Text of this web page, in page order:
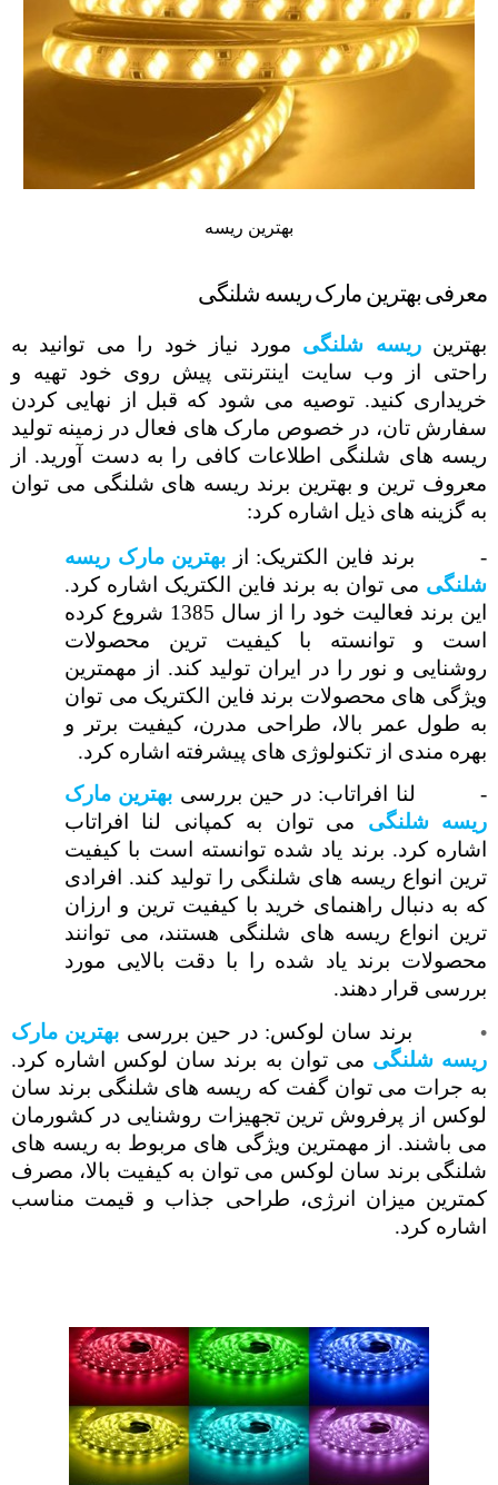
بهترین ریسه
معرفی بهترین مارک ریسه شلنگی
بهترینریسه شلنگی مورد نیاز خود را می توانید به
راحتی از وب سایت اینترنتی پیش روی خود تهیه و
خریداری کنید. توصیه می شود که قبل از نهایی کردن
سفارش تان، در خصوص مارک های فعال در زمینه تولید
ریسه های شلنگی اطلاعات کافی را به دست آورید. از
معروف ترین و بهترین برند ریسه های شلنگی می توان
به گزینه های ذیل اشاره کرد:
-
برند فاین الکتریک: از بهترین مارک ریسه
شلنگی می توان به برند فاین الکتریک اشاره کرد.
این برند فعالیت خود را از سال 1385 شروع کرده
است و توانسته با کیفیت ترین محصولات
روشنایی و نور را در ایران تولید کند. از مهمترین
ویژگی های محصولات برند فاین الکتریک می توان
به طول عمر بالا، طراحی مدرن، کیفیت برتر و
بهره مندی از تکنولوژی های پیشرفته اشاره کرد.
-
لنا افراتاب: در حین بررسی بهترین مارک
ریسه شلنگی
می توان به کمپانی لنا افراتاب
اشاره کرد. برند یاد شده توانسته است با کیفیت
ترین انواع ریسه های شلنگی را تولید کند. افرادی
که به دنبال راهنمای خرید با کیفیت ترین و ارزان
ترین انواع ریسه های شلنگی هستند، می توانند
محصولات برند یاد شده را با دقت بالایی مورد
بررسی قرار دهند.
برند سان لوکس: در حین بررسی بهترین مارک
ریسه شلنگی می توان به برند سان لوکس اشاره کرد.
به جرات می توان گفت که ریسه های شلنگی برند سان
لوکس از پرفروش ترین تجهیزات روشنایی در کشورمان
می باشند. از مهمترین ویژگی های مربوط به ریسه های
شلنگی برند سان لوکس می توان به کیفیت بالا، مصرف
کمترین میزان انرژی، طراحی جذاب و قیمت مناسب
اشاره کرد.